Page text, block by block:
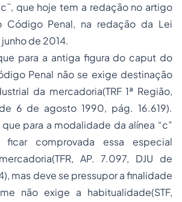
que hoje tem a redação no artigo
Código Penal, na redação da Lei
de 2014.
para a antiga figura do caput do
Penal não se exige destinação
da mercadoria(TRF 1ª Região,
6 de agosto 1990, pág. 16.619).
para a modalidade da alínea “c”
comprovada essa especial
AP. 7.097, DJU de
mas deve se pressupor a finalidade
não exige a habitualidade(STF,